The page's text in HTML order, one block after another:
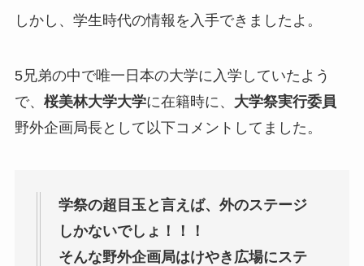
しかし、学生時代の情報を入手できましたよ。
5兄弟の中で唯一日本の大学に入学していたよう
で、 桜美林大学大学に在籍時に、 大学祭実行委員
野外企画局長として以下コメントしてました。
学祭の超目玉と言えば、外のステージ
しかないでしょ！！！
そんな野外企画局はけやき広場にステ